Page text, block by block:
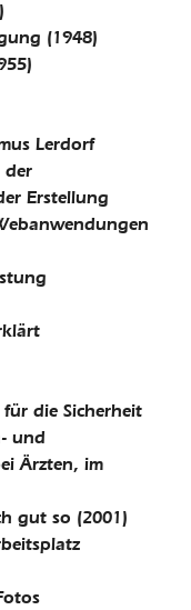
(1948)
Lerdorf
der
Erstellung
die Sicherheit
und
Ärzten, im
gut so (2001)